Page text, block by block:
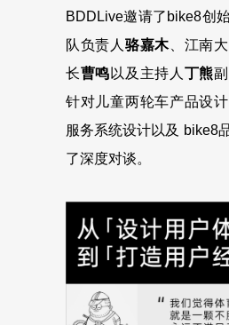
BDDLive邀请了bike8创
队负责人 骆嘉木、江南
长曹鸣 以及主持人 丁熊
针对儿童两轮车产品设
服务系统设计以及 bike8
了深度对谈。